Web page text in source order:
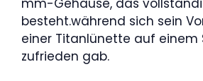
mm-Gehäuse, das
besteht.während sich sein
einer Titanlünette auf einem
zufrieden gab.